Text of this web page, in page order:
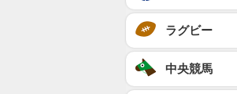
ラグビー
中央競馬